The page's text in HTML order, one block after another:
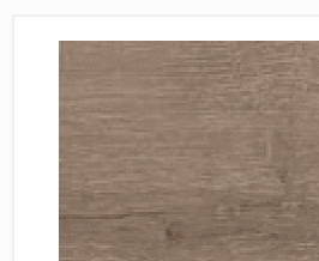
Искусственный камень